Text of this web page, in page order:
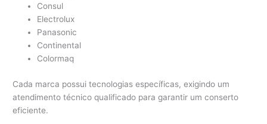
Consul
Electrolux
Panasonic
Continental
Colormaq
Cada marca possui tecnologias específicas, exigindo um
atendimento técnico qualificado para garantir um conserto
eficiente.